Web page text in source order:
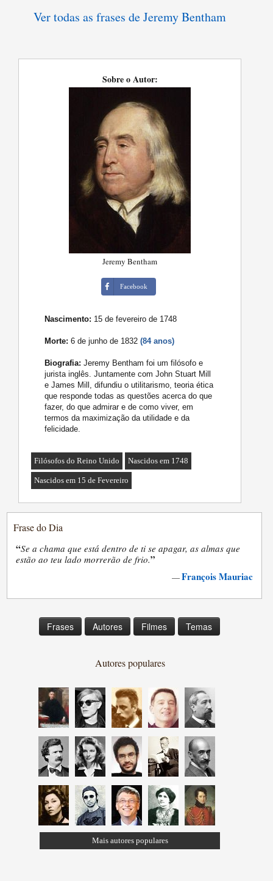
Ver todas as frases de Jeremy Bentham
Sobre o Autor:
Jeremy Bentham
Facebook
Nascimento: 15 de fevereiro de 1748
Morte: 6 de junho de 1832(84 anos)
Biografia: Jeremy Bentham foi um filósofo e
jurista inglês. Juntamente com John Stuart Mill
e James Mill, difundiu o utilitarismo, teoria ética
que responde todas as questões acerca do que
fazer, do que admirar e de como viver, em
termos da maximização da utilidade e da
felicidade.
Filósofos do Reino Unido Nascidos em 1748
Nascidos em 15 de Fevereiro
Frase do Dia
“Se a chama que está dentro de ti se apagar, as almas que
estão ao teu lado morrerão de frio.”
—François Mauriac
Frases Autores Filmes Temas
Autores populares
Mais autores populares